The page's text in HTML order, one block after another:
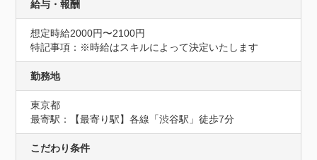
給与・報酬
想定時給2000円〜2100円
特記事項：※時給はスキルによって決定いたします
勤務地
東京都
最寄駅：【最寄り駅】各線「渋谷駅」徒歩7分
こだわり条件